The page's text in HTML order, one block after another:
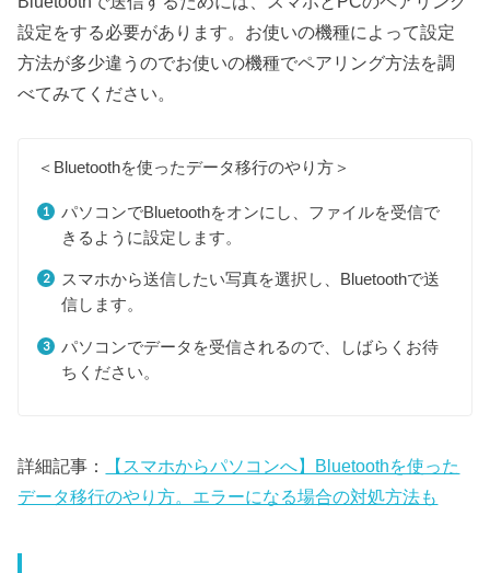
設定をする必要があります。お使いの機種によって設定
方法が多少違うのでお使いの機種でペアリング方法を調
べてみてください。
＜Bluetoothを使ったデータ移行のやり方＞
パソコンでBluetoothをオンにし、ファイルを受信で
きるように設定します。
スマホから送信したい写真を選択し、Bluetoothで送
信します。
パソコンでデータを受信されるので、しばらくお待
ちください。
詳細記事：
【スマホからパソコンへ】Bluetoothを使った
データ移行のやり方。エラーになる場合の対処方法も